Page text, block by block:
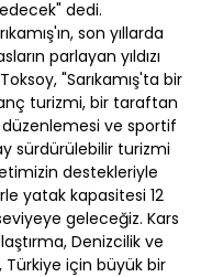
dedi.
son yıllarda
parlayan yıldızı
"Sarıkamış'ta bir
turizmi, bir taraftan
düzenlemesi ve sportif
sürdürülebilir turizmi
destekleriyle
yatak kapasitesi 12
geleceğiz. Kars
Denizcilik ve
Türkiye için büyük bir